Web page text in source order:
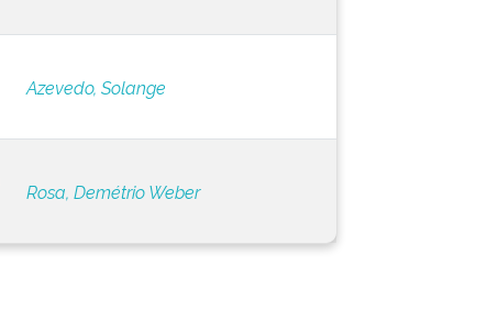
Azevedo, Solange
Rosa, Demétrio Weber